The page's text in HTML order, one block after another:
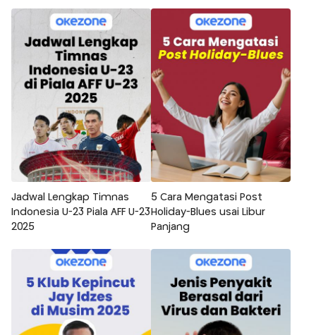
Jadwal Lengkap Timnas
Indonesia U-23 Piala AFF U-23
2025
5 Cara Mengatasi Post
Holiday-Blues usai Libur
Panjang